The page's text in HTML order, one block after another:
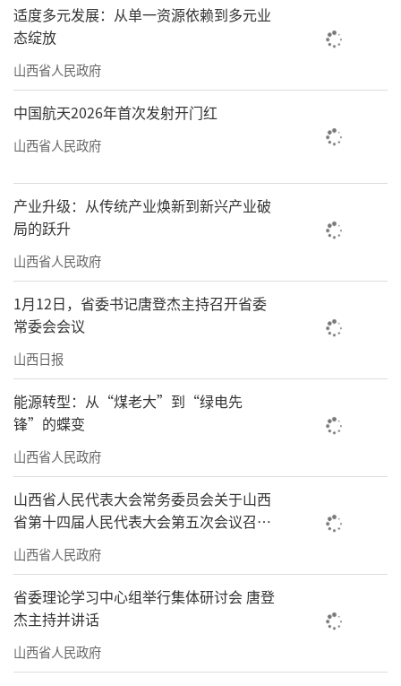
适度多元发展：从单一资源依赖到多元业
态绽放
山西省人民政府
中国航天2026年首次发射开门红
山西省人民政府
产业升级：从传统产业焕新到新兴产业破
局的跃升
山西省人民政府
1月12日，省委书记唐登杰主持召开省委
常委会会议
山西日报
能源转型：从“煤老大”到“绿电先
锋”的蝶变
山西省人民政府
山西省人民代表大会常务委员会关于山西
省第十四届人民代表大会第五次会议召开
时间的决定
山西省人民政府
省委理论学习中心组举行集体研讨会 唐登
杰主持并讲话
山西省人民政府